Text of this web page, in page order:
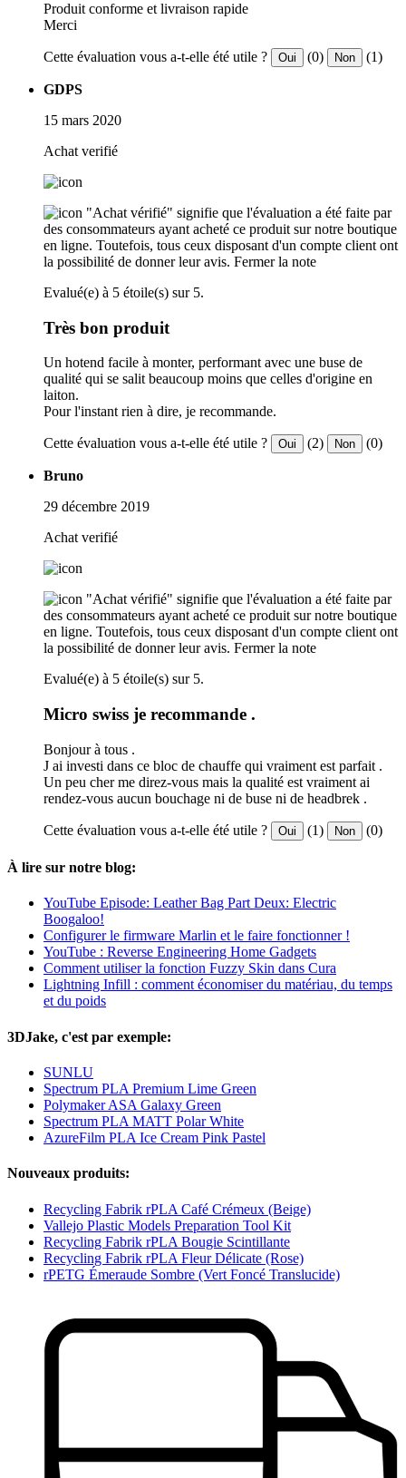
Produit conforme et livraison rapide
Merci
Cette évaluation vous a-t-elle été utile ? Oui (0) Non (1)
GDPS
15 mars 2020
Achat verifié
"Achat vérifié" signifie que l'évaluation a été faite par
des consommateurs ayant acheté ce produit sur notre boutique
en ligne. Toutefois, tous ceux disposant d'un compte client ont
la possibilité de donner leur avis. Fermer la note
Evalué(e) à 5 étoile(s) sur 5.
Très bon produit
Un hotend facile à monter, performant avec une buse de
qualité qui se salit beaucoup moins que celles d'origine en
laiton.
Pour l'instant rien à dire, je recommande.
Cette évaluation vous a-t-elle été utile ? Oui (2) Non (0)
Bruno
29 décembre 2019
Achat verifié
"Achat vérifié" signifie que l'évaluation a été faite par
des consommateurs ayant acheté ce produit sur notre boutique
en ligne. Toutefois, tous ceux disposant d'un compte client ont
la possibilité de donner leur avis. Fermer la note
Evalué(e) à 5 étoile(s) sur 5.
Micro swiss je recommande .
Bonjour à tous .
J ai investi dans ce bloc de chauffe qui vraiment est parfait .
Un peu cher me direz-vous mais la qualité est vraiment ai
rendez-vous aucun bouchage ni de buse ni de headbrek .
Cette évaluation vous a-t-elle été utile ? Oui (1) Non (0)
À lire sur notre blog:
YouTube Episode: Leather Bag Part Deux: Electric
Boogaloo!
Configurer le firmware Marlin et le faire fonctionner !
YouTube : Reverse Engineering Home Gadgets
Comment utiliser la fonction Fuzzy Skin dans Cura
Lightning Infill : comment économiser du matériau, du temps
et du poids
3DJake, c'est par exemple:
SUNLU
Spectrum PLA Premium Lime Green
Polymaker ASA Galaxy Green
Spectrum PLA MATT Polar White
AzureFilm PLA Ice Cream Pink Pastel
Nouveaux produits:
Recycling Fabrik rPLA Café Crémeux (Beige)
Vallejo Plastic Models Preparation Tool Kit
Recycling Fabrik rPLA Bougie Scintillante
Recycling Fabrik rPLA Fleur Délicate (Rose)
rPETG Émeraude Sombre (Vert Foncé Translucide)